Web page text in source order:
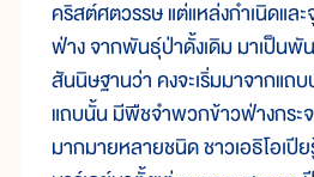
คริสต์ศตวรรษ แต่แหล่งกำเนิดแ
ฟ่าง จากพันธุ์ป่าดั้งเดิม มาเป็นพั
สันนิษฐานว่า คงจะเริ่มมาจากแถบ
แถบนั้น มีพืชจำพวกข้าวฟ่างกระ
มากมายหลายชนิด ชาวเอธิโอเปี